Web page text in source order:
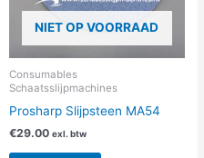
NIET OP VOORRAAD
Consumables
Schaatsslijpmachines
Prosharp Slijpsteen MA54
€29.00 exl. btw